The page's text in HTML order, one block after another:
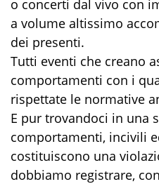
o concerti dal vivo con
a volume altissimo
dei presenti.
Tutti eventi che creano
comportamenti con i
rispettate le normative
E pur trovandoci in una
comportamenti, incivili
costituiscono una
dobbiamo registrare,